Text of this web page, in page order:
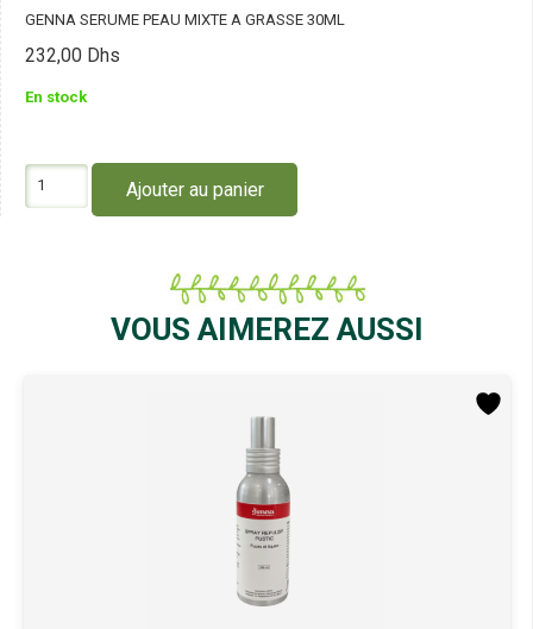
GENNA SERUME PEAU MIXTE A GRASSE 30ML
232,00 Dhs
En stock
Ajouter au panier
VOUS AIMEREZ AUSSI